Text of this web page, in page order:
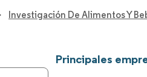
Investigación De Alimentos Y
Principales